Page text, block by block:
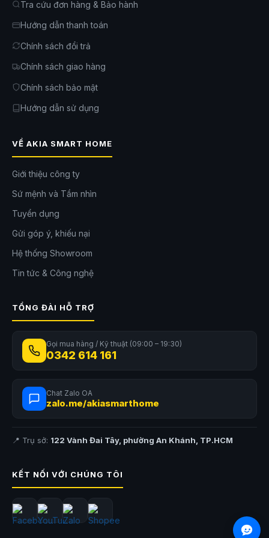
Thông tin liên hệ tư vấn và báo giá chi tiết:
Địa chỉ: 122 Đường Vành Đài Tây, Phường An Khánh, TP. Hồ Chí
Minh
Tra cứu đơn hàng & Bảo hành
Hướng dẫn thanh toán
Chính sách đổi trả
Chính sách giao hàng
Chính sách bảo mật
Hướng dẫn sử dụng
VỀ AKIA SMART HOME
Giới thiệu công ty
Sứ mệnh và Tầm nhìn
Tuyển dụng
Gửi góp ý, khiếu nại
Hệ thống Showroom
Tin tức & Công nghệ
TỔNG ĐÀI HỖ TRỢ
Gọi mua hàng / Kỹ thuật (09:00 – 19:30)
0342 614 161
Chat Zalo OA
zalo.me/akiasmarthome
📍 Trụ sở: 122 Vành Đai Tây, phường An Khánh, TP.HCM
KẾT NỐI VỚI CHÚNG TÔI